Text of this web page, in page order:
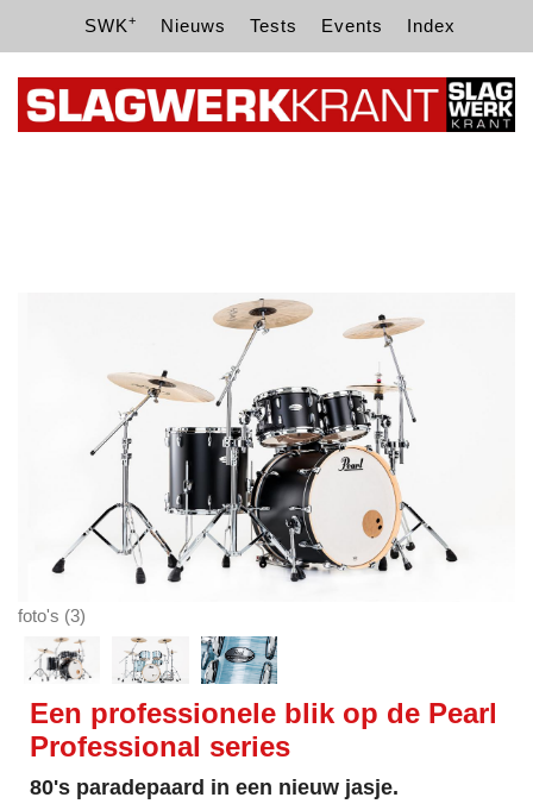
SWK+ Nieuws Tests Events Index
foto's (3)
Een professionele blik op de Pearl
Professional series
80's paradepaard in een nieuw jasje.